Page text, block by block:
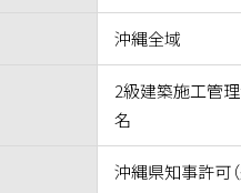
沖縄全域
2級建築施工管
名
沖縄県知事許可